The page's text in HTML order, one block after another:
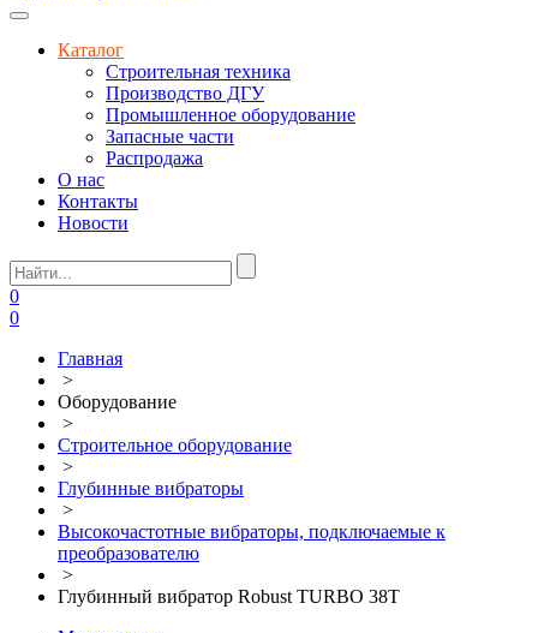
Каталог
Строительная техника
Производство ДГУ
Промышленное оборудование
Запасные части
Распродажа
О нас
Контакты
Новости
0
0
Главная
>
Оборудование
>
Строительное оборудование
>
Глубинные вибраторы
>
Высокочастотные вибраторы, подключаемые к
преобразователю
>
Глубинный вибратор Robust TURBO 38T